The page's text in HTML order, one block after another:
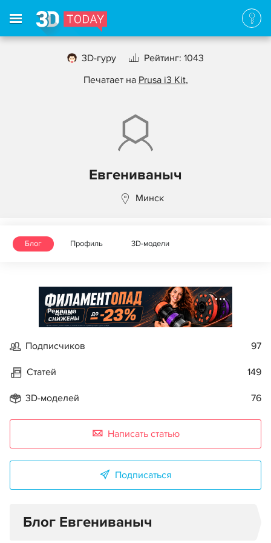
3D-гуру
Рейтинг: 1043
Печатает на Prusa i3 Kit,
Евгениваныч
Минск
Блог Профиль 3D-модели
Реклама
Подписчиков 97
Статей 149
3D-моделей 76
Написать статью
Подписаться
Блог Евгениваныч